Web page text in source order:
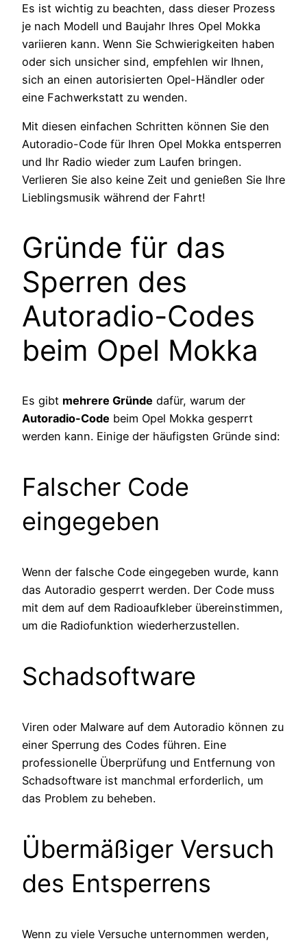
Es ist wichtig zu beachten, dass dieser Prozess
je nach Modell und Baujahr Ihres Opel Mokka
variieren kann. Wenn Sie Schwierigkeiten haben
oder sich unsicher sind, empfehlen wir Ihnen,
sich an einen autorisierten Opel-Händler oder
eine Fachwerkstatt zu wenden.
Mit diesen einfachen Schritten können Sie den
Autoradio-Code für Ihren Opel Mokka entsperren
und Ihr Radio wieder zum Laufen bringen.
Verlieren Sie also keine Zeit und genießen Sie Ihre
Lieblingsmusik während der Fahrt!
Gründe für das
Sperren des
Autoradio-Codes
beim Opel Mokka
Es gibt mehrere Gründe dafür, warum der
Autoradio-Code beim Opel Mokka gesperrt
werden kann. Einige der häufigsten Gründe sind:
Falscher Code
eingegeben
Wenn der falsche Code eingegeben wurde, kann
das Autoradio gesperrt werden. Der Code muss
mit dem auf dem Radioaufkleber übereinstimmen,
um die Radiofunktion wiederherzustellen.
Schadsoftware
Viren oder Malware auf dem Autoradio können zu
einer Sperrung des Codes führen. Eine
professionelle Überprüfung und Entfernung von
Schadsoftware ist manchmal erforderlich, um
das Problem zu beheben.
Übermäßiger Versuch
des Entsperrens
Wenn zu viele Versuche unternommen werden,